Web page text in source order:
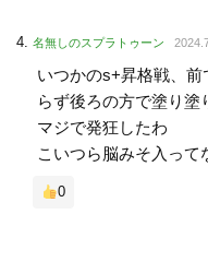
名無しのスプラトゥーン
いつかのs+昇格戦、
らず後ろの方で塗り塗
マジで発狂したわ
こいつら脳みそ入って
0